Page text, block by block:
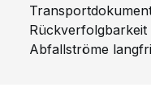
Abfallströme